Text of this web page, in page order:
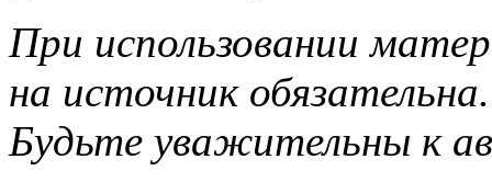
При использовании
на источник обязательна.
Будьте уважительны к